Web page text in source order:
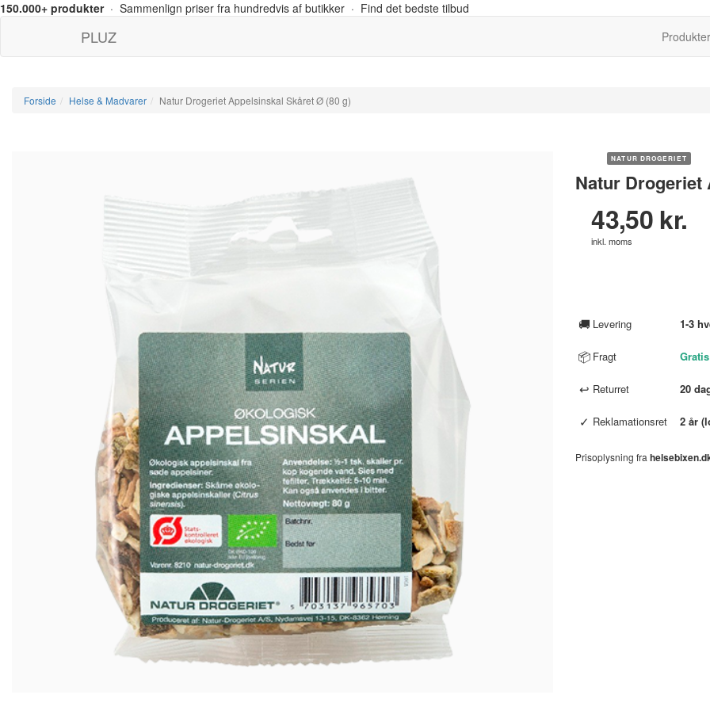
150.000+ produkter· Sammenlign priser fra hundredvis af butikker · Find det bedste tilbud
PLUZ Produkter
Forside Helse & Madvarer Natur Drogeriet Appelsinskal Skåret Ø (80 g)
NATUR DROGERIET
Natur Drogeriet
43,50 kr.
inkl. moms
🚚 Levering 1-3
📦 Fragt Gratis
↩ Returret 20
✓ Reklamationsret 2 år
Prisoplysning fra